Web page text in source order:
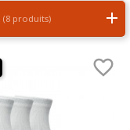
(8 produits)
